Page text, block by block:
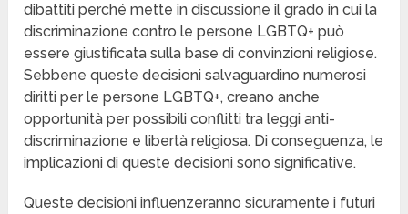
dibattiti perché mette in discussione il grado in cui la
discriminazione contro le persone LGBTQ+ può
essere giustificata sulla base di convinzioni religiose.
Sebbene queste decisioni salvaguardino numerosi
diritti per le persone LGBTQ+, creano anche
opportunità per possibili conflitti tra leggi anti-
discriminazione e libertà religiosa. Di conseguenza, le
implicazioni di queste decisioni sono significative.
Queste decisioni influenzeranno sicuramente i futuri